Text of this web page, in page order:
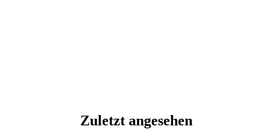
Zuletzt angesehen